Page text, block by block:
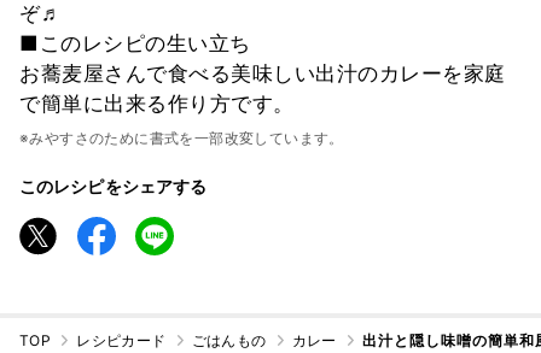
ぞ♬
■このレシピの生い立ち
お蕎麦屋さんで食べる美味しい出汁のカレーを家庭
で簡単に出来る作り方です。
※みやすさのために書式を一部改変しています。
このレシピをシェアする
TOP レシピカード ごはんもの カレー 出汁と隠し味噌の簡単